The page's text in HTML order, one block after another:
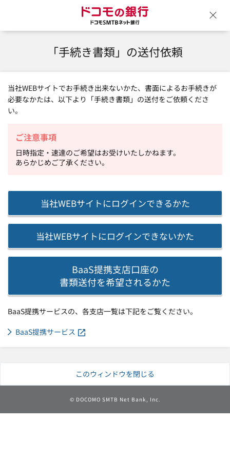
「手続き書類」の送付依頼
当社WEBサイトでお手続き出来ないかた、書面によるお手続きが
必要なかたは、以下より「手続き書類」の送付をご依頼くださ
い。
ご注意事項
日時指定・速達のご希望はお受けいたしかねます。
あらかじめご了承ください。
当社WEBサイトにログインできるかた
当社WEBサイトにログインできないかた
BaaS提携支店口座の
書類送付を希望されるかた
BaaS提携サービスの、各支店一覧は下記をご覧ください。
BaaS提携サービス
このウィンドウを閉じる
© DOCOMO SMTB Net Bank, Inc.